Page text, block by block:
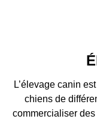
L’élevage canin
chiens de
commercialiser des